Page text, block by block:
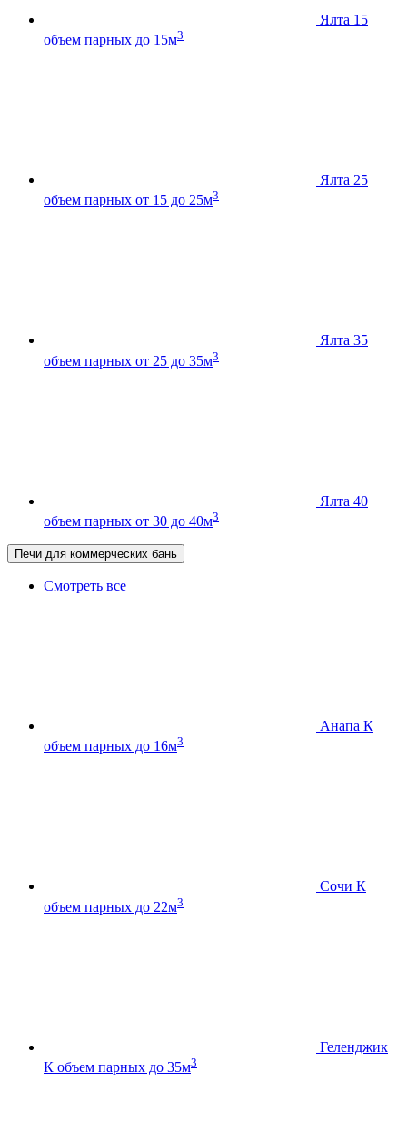
Ялта 15
объем парных до 15м3
Ялта 25
объем парных от 15 до 25м3
Ялта 35
объем парных от 25 до 35м3
Ялта 40
объем парных от 30 до 40м3
Печи для коммерческих бань
Смотреть все
Анапа К
объем парных до 16м3
Сочи К
объем парных до 22м3
Геленджик
К объем парных до 35м3